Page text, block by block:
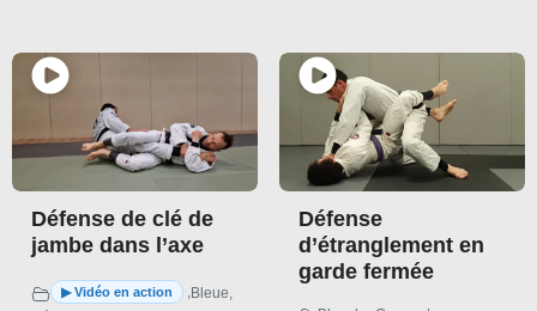
Défense de clé de
jambe dans l’axe
Bleue,
Défense
d’étranglement en
garde fermée